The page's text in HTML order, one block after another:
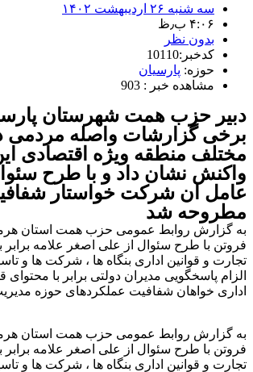
سه شنبه ۲۶ اردیبهشت ۱۴۰۲
۴:۰۶ ب٫ظ
بدون نظر
کدخبر:10110
حوزه: پارسیان
مشاهده خبر : 903
دبیر حزب همت شهرستان
برخی گزارشات واصله مردمی
مختلف منطقه ویژه اقتصادی
واکنش نشان داد و با طرح
عامل ان شرکت خواستار
مطروحه شد
به گزارش روابط عمومی حزب همت استان
فروتن با طرح سئوال از علی اصغر علامه برابر
تجارت و قوانین اداری بنگاه ها ، شرکت ها و
الزام پاسخگویی مدیران دولتی برابر با محتوای
اداری خواهان شفافیت عملکردهای حوزه
به گزارش روابط عمومی حزب همت استان
فروتن با طرح سئوال از علی اصغر علامه برابر
تجارت و قوانین اداری بنگاه ها ، شرکت ها و